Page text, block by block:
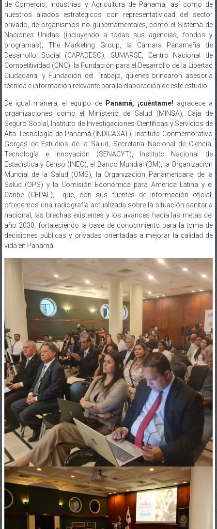
de Comercio, Industrias y Agricultura de Panamá; así como de
nuestros aliados estratégicos con representatividad del sector
privado, de organismos no gubernamentales, como el Sistema de
Naciones Unidas (incluyendo a todas sus agencias, fondos y
programas), The Marketing Group, la Cámara Panameña de
Desarrollo Social (CAPADESO), SUMARSE, Centro Nacional de
Competitividad (CNC), la Fundación para el Desarrollo de la Libertad
Ciudadana, y Fundación del Trabajo, quienes brindaron asesoría
técnica e información relevante para la elaboración de este estudio.
De igual manera, el equipo de Panamá, ¡cuéntame! agradece a
organizaciones como el Ministerio de Salud (MINSA), Caja de
Seguro Social, Instituto de Investigaciones Científicas y Servicios de
Alta Tecnología de Panamá (INDICASAT), Instituto Conmemorativo
Gorgas de Estudios de la Salud, Secretaría Nacional de Ciencia,
Tecnología e Innovación (SENACYT), Instituto Nacional de
Estadística y Censo (INEC), el Banco Mundial (BM), la Organización
Mundial de la Salud (OMS), la Organización Panamericana de la
Salud (OPS) y la Comisión Económica para América Latina y el
Caribe (CEPAL), que, con sus fuentes de información oficial,
ofrecemos una radiografía actualizada sobre la situación sanitaria
nacional, las brechas existentes y los avances hacia las metas del
año 2030, fortaleciendo la base de conocimiento para la toma de
decisiones públicas y privadas orientadas a mejorar la calidad de
vida en Panamá.